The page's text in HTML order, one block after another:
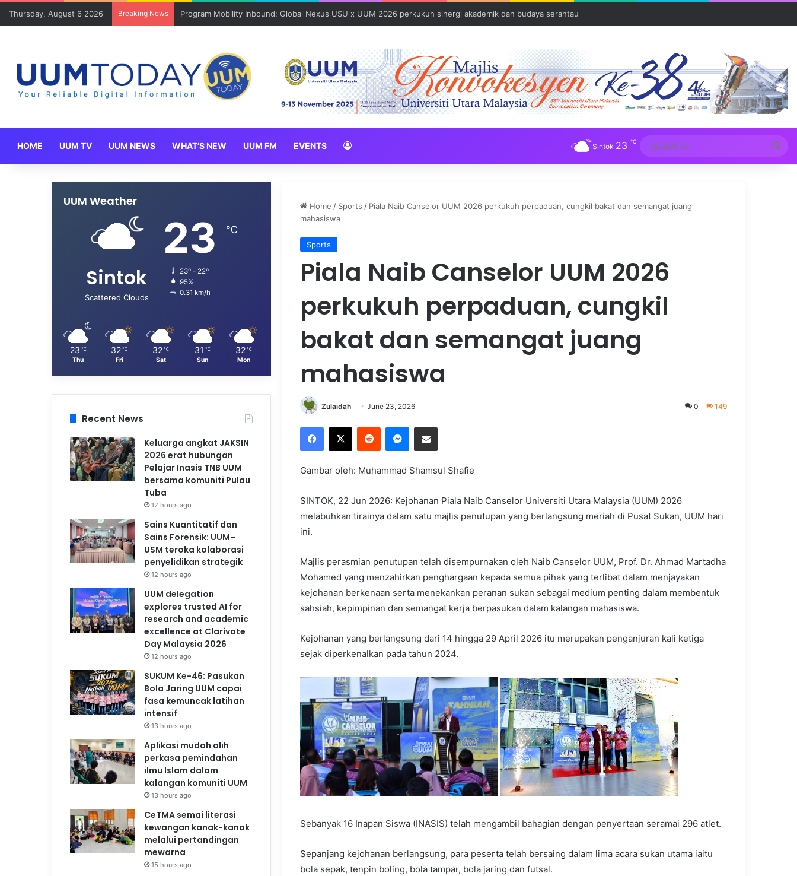
Thursday, August 6 2026 Breaking News Keluarga angkat JAKSIN 2026 erat hubungan Pelajar Inasis TNB UUM bersama komuniti Pulau Tuba
HOME UUM TV UUM NEWS WHAT’S NEW UUM FM EVENTS Sintok 23 ℃
for
Home / Sports / Piala Naib Canselor UUM 2026 perkukuh perpaduan, cungkil bakat dan semangat juang
mahasiswa
Sports
Piala Naib Canselor UUM 2026
perkukuh perpaduan, cungkil
bakat dan semangat juang
mahasiswa
Zulaidah June 23, 2026 0 149
Gambar oleh: Muhammad Shamsul Shafie
SINTOK, 22 Jun 2026: Kejohanan Piala Naib Canselor Universiti Utara Malaysia (UUM) 2026
melabuhkan tirainya dalam satu majlis penutupan yang berlangsung meriah di Pusat Sukan, UUM hari
ini.
Majlis perasmian penutupan telah disempurnakan oleh Naib Canselor UUM, Prof. Dr. Ahmad Martadha
Mohamed yang menzahirkan penghargaan kepada semua pihak yang terlibat dalam menjayakan
kejohanan berkenaan serta menekankan peranan sukan sebagai medium penting dalam membentuk
sahsiah, kepimpinan dan semangat kerja berpasukan dalam kalangan mahasiswa.
Kejohanan yang berlangsung dari 14 hingga 29 April 2026 itu merupakan penganjuran kali ketiga
sejak diperkenalkan pada tahun 2024.
Sebanyak 16 Inapan Siswa (INASIS) telah mengambil bahagian dengan penyertaan seramai 296 atlet.
Sepanjang kejohanan berlangsung, para peserta telah bersaing dalam lima acara sukan utama iaitu
bola sepak, tenpin boling, bola tampar, bola jaring dan futsal.
UUM Weather
Sintok
Scattered Clouds
23 ℃
23º - 22º
95%
0.31 km/h
23 ℃
Thu
32 ℃
Fri
32 ℃
Sat
31 ℃
Sun
32 ℃
Mon
Recent News
Keluarga angkat JAKSIN
2026 erat hubungan
Pelajar Inasis TNB UUM
bersama komuniti Pulau
Tuba
12 hours ago
Sains Kuantitatif dan
Sains Forensik: UUM–
USM teroka kolaborasi
penyelidikan strategik
12 hours ago
UUM delegation
explores trusted AI for
research and academic
excellence at Clarivate
Day Malaysia 2026
12 hours ago
SUKUM Ke-46: Pasukan
Bola Jaring UUM capai
fasa kemuncak latihan
intensif
13 hours ago
Aplikasi mudah alih
perkasa pemindahan
ilmu Islam dalam
kalangan komuniti UUM
13 hours ago
CeTMA semai literasi
kewangan kanak-kanak
melalui pertandingan
mewarna
15 hours ago